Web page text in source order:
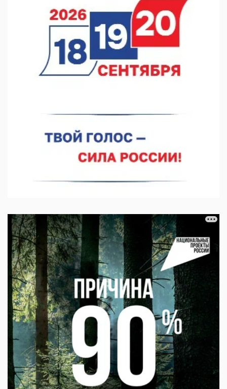
07.08.2026 12:15
В Нижнем Новгороде прошло совещание Росгвардии
07.08.2026 12:04